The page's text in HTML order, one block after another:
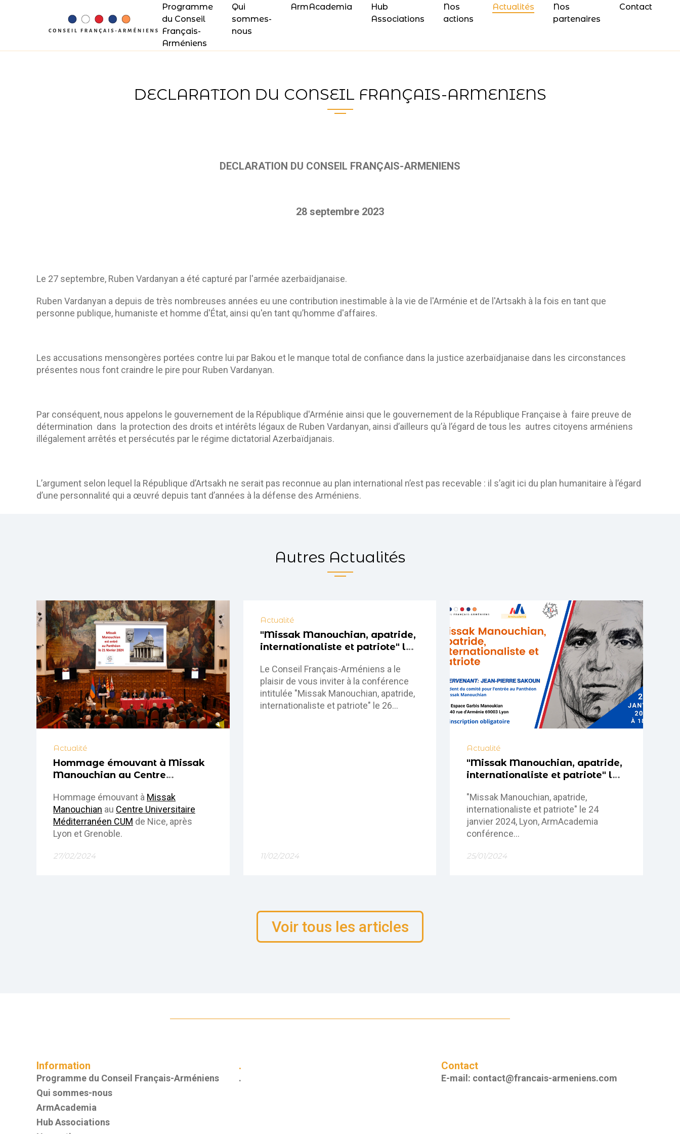
Programme
du Conseil
Français-
Arméniens
Qui
sommes-
nous
ArmAcademia
Hub
Associations
Nos
actions
Actualités
Nos
partenaires
Contact
DECLARATION DU CONSEIL FRANÇAIS-ARMENIENS
DECLARATION DU CONSEIL FRANÇAIS-ARMENIENS
28 septembre 2023
Le 27 septembre, Ruben Vardanyan a été capturé par l'armée azerbaïdjanaise.
Ruben Vardanyan a depuis de très nombreuses années eu une contribution inestimable à la vie de l'Arménie et de l'Artsakh à la fois en tant que
personne publique, humaniste et homme d'État, ainsi qu'en tant qu’homme d'affaires.
Les accusations mensongères portées contre lui par Bakou et le manque total de confiance dans la justice azerbaïdjanaise dans les circonstances
présentes nous font craindre le pire pour Ruben Vardanyan.
Par conséquent, nous appelons le gouvernement de la République d'Arménie ainsi que le gouvernement de la République Française à faire preuve de
détermination dans la protection des droits et intérêts légaux de Ruben Vardanyan, ainsi d’ailleurs qu’à l’égard de tous les autres citoyens arméniens
illégalement arrêtés et persécutés par le régime dictatorial Azerbaïdjanais.
L’argument selon lequel la République d’Artsakh ne serait pas reconnue au plan international n’est pas recevable : il s’agit ici du plan humanitaire à l’égard
d’une personnalité qui a œuvré depuis tant d’années à la défense des Arméniens.
Autres Actualités
Actualité
Hommage émouvant à Missak
Manouchian au Centre
(CUM) de Nice, 26 février 2024
Hommage émouvant à Missak
Manouchian au Centre Universitaire
Méditerranéen CUM de Nice, après
Lyon et Grenoble.
27/02/2024
Actualité
"Missak Manouchian, apatride,
internationaliste et patriote" le
au Centre Universitaire
Méditerranéen
Le Conseil Français-Arméniens a le
plaisir de vous inviter à la conférence
intitulée "Missak Manouchian, apatride,
internationaliste et patriote" le 26
11/02/2024
Actualité
"Missak Manouchian, apatride,
internationaliste et patriote" le
ArmAcademia conférence
"Missak Manouchian, apatride,
internationaliste et patriote" le 24
janvier 2024, Lyon, ArmAcademia
conférence
25/01/2024
Voir tous les articles
Information
Programme du Conseil Français-Arméniens
Qui sommes-nous
ArmAcademia
Hub Associations
.
.
Contact
E-mail: contact@francais-armeniens.com